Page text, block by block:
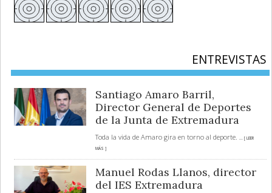
ENTREVISTAS
Santiago Amaro Barril,
Director General de Deportes
de la Junta de Extremadura
Toda la vida de Amaro gira en torno al deporte. ... [ LEER
MÁS ]
Manuel Rodas Llanos, director
del IES Extremadura